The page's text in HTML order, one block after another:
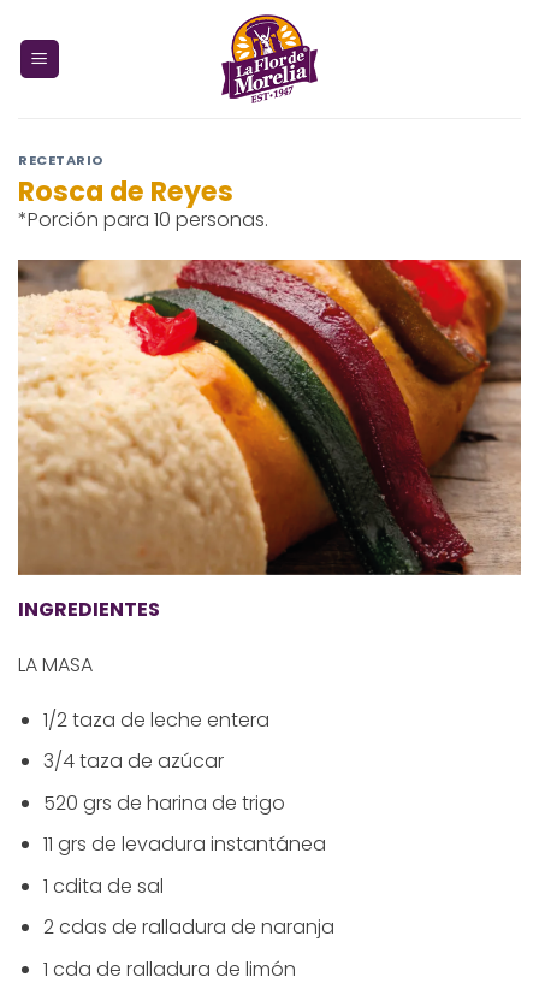
content
RECETARIO
Rosca de Reyes
*Porción para 10 personas.
INGREDIENTES
LA MASA
1/2 taza de leche entera
3/4 taza de azúcar
520 grs de harina de trigo
11 grs de levadura instantánea
1 cdita de sal
2 cdas de ralladura de naranja
1 cda de ralladura de limón